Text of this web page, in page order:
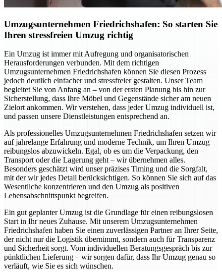
Umzugsunternehmen Friedrichshafen: So starten Sie
Ihren stressfreien Umzug richtig
Ein Umzug ist immer mit Aufregung und organisatorischen
Herausforderungen verbunden. Mit dem richtigen
Umzugsunternehmen Friedrichshafen können Sie diesen Prozess
jedoch deutlich einfacher und stressfreier gestalten. Unser Team
begleitet Sie von Anfang an – von der ersten Planung bis hin zur
Sicherstellung, dass Ihre Möbel und Gegenstände sicher am neuen
Zielort ankommen. Wir verstehen, dass jeder Umzug individuell ist,
und passen unsere Dienstleistungen entsprechend an.
Als professionelles Umzugsunternehmen Friedrichshafen setzen wir
auf jahrelange Erfahrung und moderne Technik, um Ihren Umzug
reibungslos abzuwickeln. Egal, ob es um die Verpackung, den
Transport oder die Lagerung geht – wir übernehmen alles.
Besonders geschätzt wird unser präzises Timing und die Sorgfalt,
mit der wir jedes Detail berücksichtigen. So können Sie sich auf das
Wesentliche konzentrieren und den Umzug als positiven
Lebensabschnittspunkt begreifen.
Ein gut geplanter Umzug ist die Grundlage für einen reibungslosen
Start in Ihr neues Zuhause. Mit unserem Umzugsunternehmen
Friedrichshafen haben Sie einen zuverlässigen Partner an Ihrer Seite,
der nicht nur die Logistik übernimmt, sondern auch für Transparenz
und Sicherheit sorgt. Vom individuellen Beratungsgespräch bis zur
pünktlichen Lieferung – wir sorgen dafür, dass Ihr Umzug genau so
verläuft, wie Sie es sich wünschen.